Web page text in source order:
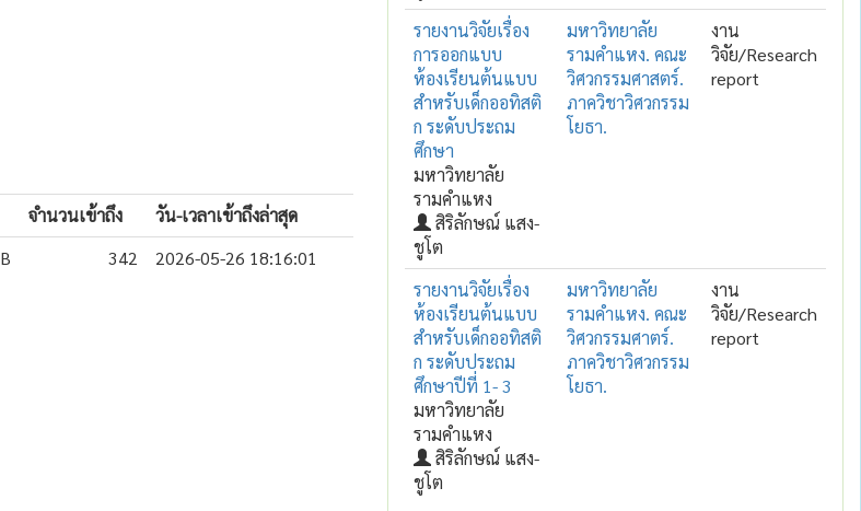
จำนวนเข้าถึง
วัน-เวลาเข้าถึงล่าสุด
342 2026-05-26 18:16:01
รายงานวิจัยเรื่อง
การออกแบบ
ห้องเรียนต้นแบบ
สำหรับเด็กออทิสติ
ก ระดับประถม
ศึกษา
มหาวิทยาลัย
รามคำแหง
สิริลักษณ์ แสง-
ชูโต
มหาวิทยาลัย
รามคำแหง. คณะ
วิศวกรรมศาสตร์.
ภาควิชาวิศวกรรม
โยธา.
งาน
วิจัย/Research
report
รายงานวิจัยเรื่อง
ห้องเรียนต้นแบบ
สำหรับเด็กออทิสติ
ก ระดับประถม
ศึกษาปีที่ 1- 3
มหาวิทยาลัย
รามคำแหง
สิริลักษณ์ แสง-
ชูโต
มหาวิทยาลัย
รามคำแหง. คณะ
วิศวกรรมศาตร์.
ภาควิชาวิศวกรรม
โยธา.
งาน
วิจัย/Research
report